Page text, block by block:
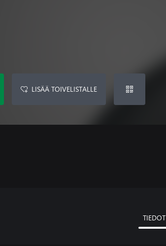
LISÄÄ TOIVELISTALLE
TIEDOT